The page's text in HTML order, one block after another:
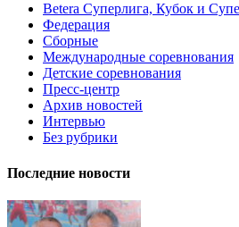
Betera Суперлига, Кубок и
Федерация
Сборные
Международные соревнования
Детские соревнования
Пресс-центр
Архив новостей
Интервью
Без рубрики
Последние новости